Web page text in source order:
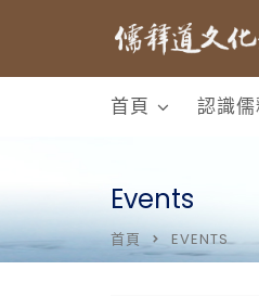
首頁 認識儒
Events
首頁 EVENTS